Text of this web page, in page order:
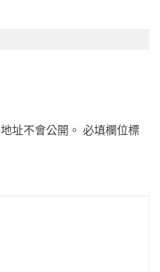
址不會公開。 必填欄位標